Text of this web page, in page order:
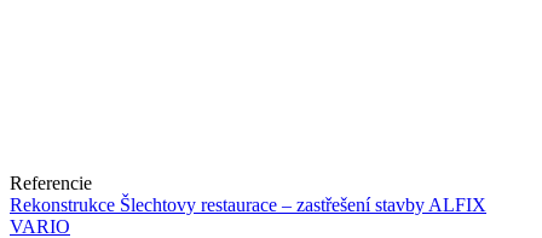
Referencie
Rekonstrukce Šlechtovy restaurace – zastřešení stavby ALFIX
VARIO